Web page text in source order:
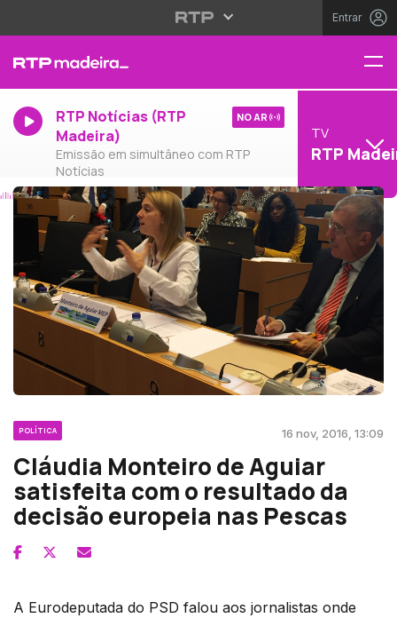
Entrar
RTP Notícias (RTP
Madeira)
Emissão em simultâneo com RTP
Notícias
NO AR
TV
RTP
POLÍTICA 16 nov, 2016, 13:09
Cláudia Monteiro de Aguiar
satisfeita com o resultado da
decisão europeia nas Pescas
A Eurodeputada do PSD falou aos jornalistas onde